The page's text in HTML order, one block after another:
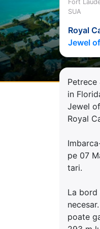
Fort
SUA
Royal
Jewel
in
Jewel
Royal
pe 07
tari.
La
poate